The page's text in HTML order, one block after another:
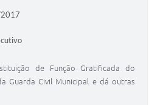
de Função Gratificada do
Guarda Civil Municipal e dá outras